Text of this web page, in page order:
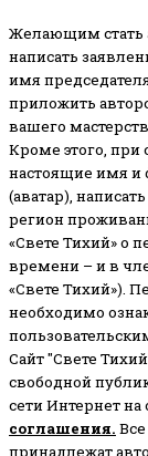
Желающим стать
написать
имя
приложить
вашего
Кроме этого, при
настоящие имя и
(аватар),
регион
«Свете Тихий» о
времени – и в
«Свете Тихий»).
необходимо
Сайт "Свете
свободной
сети Интернет на
соглашения.
принадлежат